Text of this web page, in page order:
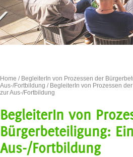
Home / BegleiterIn von Prozessen der
Aus-/Fortbildung / BegleiterIn von Prozessen
zur Aus-/Fortbildung
BegleiterIn von
Bürgerbeteiligung:
Aus-/Fortbildung